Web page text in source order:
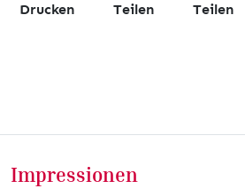
Drucken Teilen Teilen
Impressionen